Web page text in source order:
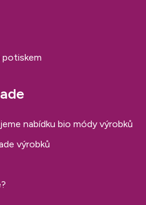
potiskem
nabídku bio módy výrobků
výrobků